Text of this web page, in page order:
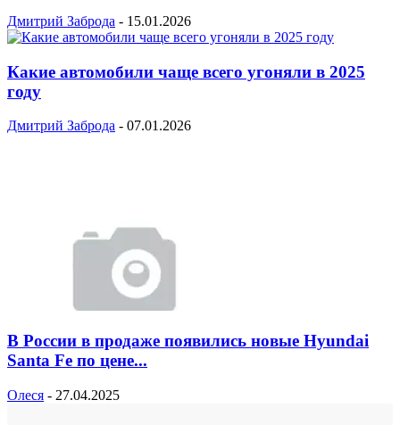
Дмитрий Заброда - 15.01.2026
Какие автомобили чаще всего угоняли в 2025
году
Дмитрий Заброда - 07.01.2026
В России в продаже появились новые Hyundai
Santa Fe по цене...
Олеся - 27.04.2025